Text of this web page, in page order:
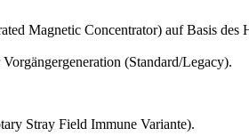
Magnetic Concentrator) auf Basis des
(Standard/Legacy).
Stray Field Immune Variante).